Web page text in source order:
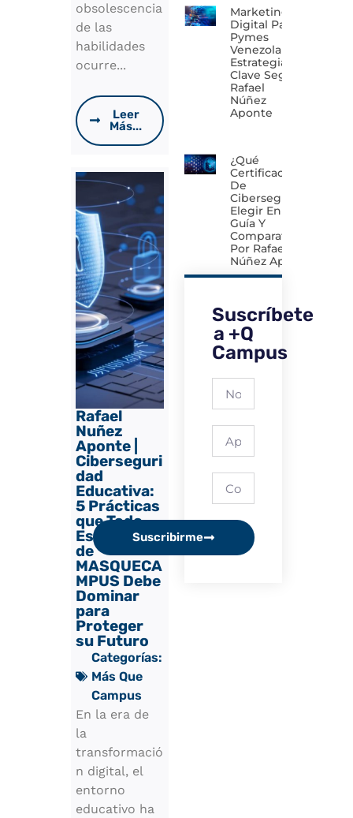
obsolescencia
de las
habilidades
ocurre...
Leer
Más...
Rafael
Nuñez
Aponte |
Ciberseguri
dad
Educativa:
5 Prácticas
que Todo
Estudiante
de
MASQUECA
MPUS Debe
Dominar
para
Proteger
su Futuro
Categorías:
Más Que
Campus
En la era de
la
transformació
n digital, el
entorno
educativo ha
Marketing
Digital Para
Pymes
Venezolanas:
Estrategias
Clave Según
Rafael
Núñez
Aponte
¿Qué
Certificación
De
Ciberseguridad
Elegir En 2026?
Guía Y
Comparativa
Por Rafael
Núñez Aponte
Suscríbete
a +Q
Campus
Suscribirme